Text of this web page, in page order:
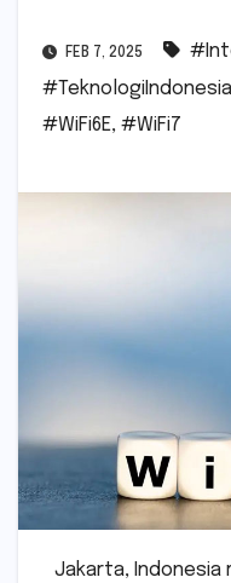
FEB 7, 2025
#TeknologiIndonesia
#WiFi6E, #WiFi7
Jakarta, Indonesia